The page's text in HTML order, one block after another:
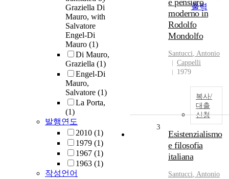
Graziella Di
Mauro, with
Salvatore
Engel-Di
Mauro (1)
Di Mauro,
Graziella (1)
Engel-Di
Mauro,
Salvatore (1)
La Porta,
(1)
발행연도
2010 (1)
1979 (1)
1967 (1)
1963 (1)
작성언어
출력
e pensiero
moderno in
Rodolfo
Mondolfo
Santucci, Antonio
Cappelli
1979
복사/
대출
신청
3
Esistenzialismo
e filosofia
italiana
Santucci, Antonio